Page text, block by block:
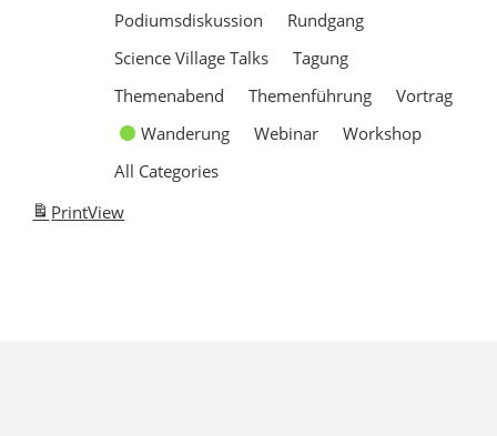
Podiumsdiskussion
Rundgang
Science Village Talks
Tagung
Themenabend
Themenführung
Vortrag
Wanderung
Webinar
Workshop
All Categories
PrintView